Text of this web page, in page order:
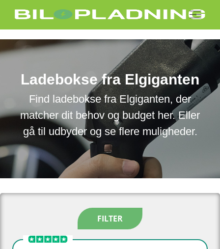
Ladebokse fra Elgiganten
Find ladebokse fra Elgiganten, der
matcher dit behov og budget her. Eller
gå til udbyder og se flere muligheder.
FILTER